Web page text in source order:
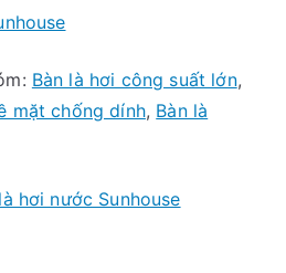
Bàn là hơi công suất lớn,
mặt chống dính, Bàn là
hơi nước Sunhouse